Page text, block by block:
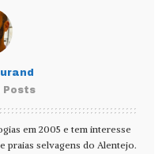
Posts
em 2005 e tem interesse
praias selvagens do Alentejo.